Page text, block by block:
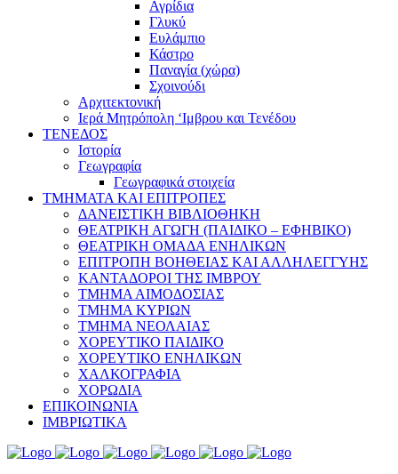
Αγρίδια
Γλυκύ
Ευλάμπιο
Κάστρο
Παναγία (χώρα)
Σχοινούδι
Αρχιτεκτονική
Ιερά Μητρόπολη ‘Ιμβρου και Τενέδου
ΤΕΝΕΔΟΣ
Ιστορία
Γεωγραφία
Γεωγραφικά στοιχεία
ΤΜΗΜΑΤΑ ΚΑΙ ΕΠΙΤΡΟΠΕΣ
ΔΑΝΕΙΣΤΙΚΗ ΒΙΒΛΙΟΘΗΚΗ
ΘΕΑΤΡΙΚΗ ΑΓΩΓΗ (ΠΑΙΔΙΚΟ – ΕΦΗΒΙΚΟ)
ΘΕΑΤΡΙΚΗ ΟΜΑΔΑ ΕΝΗΛΙΚΩΝ
ΕΠΙΤΡΟΠΗ ΒΟΗΘΕΙΑΣ ΚΑΙ ΑΛΛΗΛΕΓΓΥΗΣ
ΚΑΝΤΑΔΟΡΟΙ ΤΗΣ ΙΜΒΡΟΥ
ΤΜΗΜΑ ΑΙΜΟΔΟΣΙΑΣ
ΤΜΗΜΑ ΚΥΡΙΩΝ
ΤΜΗΜΑ ΝΕΟΛΑΙΑΣ
ΧΟΡΕΥΤΙΚΟ ΠΑΙΔΙΚΟ
ΧΟΡΕΥΤΙΚΟ ΕΝΗΛΙΚΩΝ
ΧΑΛΚΟΓΡΑΦΙΑ
ΧΟΡΩΔΙΑ
ΕΠΙΚΟΙΝΩΝΙΑ
ΙΜΒΡΙΩΤΙΚΑ